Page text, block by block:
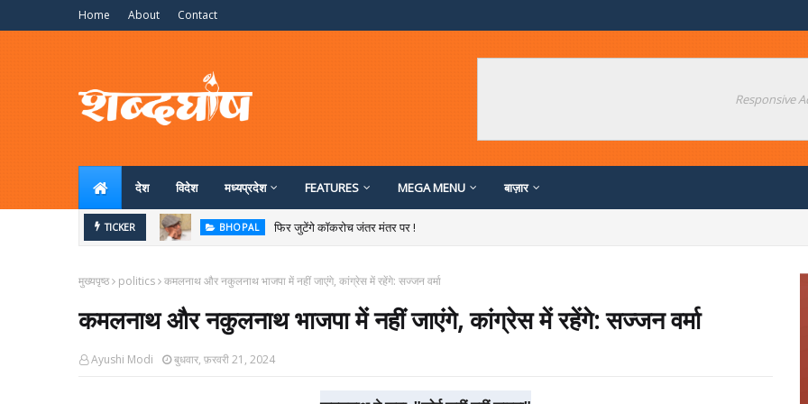
Home About Contact
Responsive
देश विदेश मध्‍यप्रदेश FEATURES MEGA MENU बाज़ार
TICKER BHOPAL फिर जुटेंगे कॉकरोच जंतर मंतर पर !
मुख्यपृष्ठ politics कमलनाथ और नकुलनाथ भाजपा में नहीं जाएंगे, कांग्रेस में रहेंगे: सज्जन वर्मा
कमलनाथ और नकुलनाथ भाजपा में नहीं जाएंगे, कांग्रेस में रहेंगे: सज्जन वर्मा
Ayushi Modi बुधवार, फ़रवरी 21, 2024